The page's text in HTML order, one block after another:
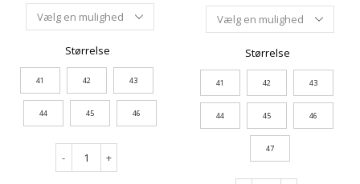
Størrelse
41 42 43
44 45 46
- +
Størrelse
41 42 43
44 45 46
47